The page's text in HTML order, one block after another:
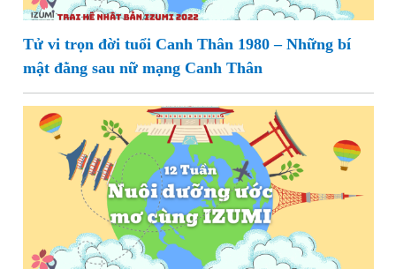
Tử vi trọn đời tuổi Canh Thân 1980 – Những bí
mật đằng sau nữ mạng Canh Thân